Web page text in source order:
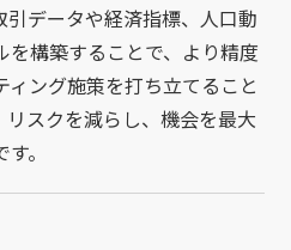
引データや経済指標、人口動
構築することで、より精度
ング施策を打ち立てること
スクを減らし、機会を最大
。